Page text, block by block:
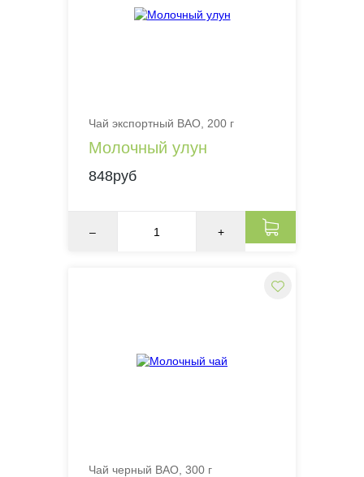
Чай экспортный BAO, 200 г
Молочный улун
848руб
– +
Чай черный BAO, 300 г